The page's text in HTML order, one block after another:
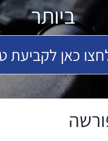
ביותר
כאן לקביעת